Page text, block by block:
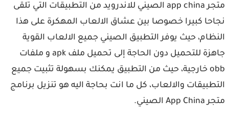
متجر app china الصيني للاندرويد من التطبيقات التي تلقى
نجاحا كبيرا خصوصا بين عشاق الالعاب المهكرة على هذا
النظام، حيث يوفر التطبيق الصيني جميع الالعاب القوية
جاهزة للتحميل دون الحاجة إلى تحميل ملف apk و ملفات
obb خارجية، حيث من التطبيق يمكنك بسهولة تثبيت جميع
التطبيقات والالعاب، كل ما انت بحاجة اليه هو تنزيل برنامج
متجر App China الصيني.